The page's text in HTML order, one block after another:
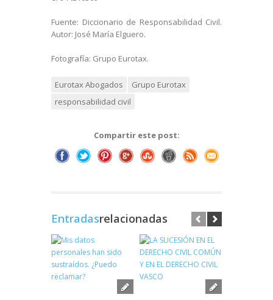
Fuente: Diccionario de Responsabilidad Civil.
Autor: José María Elguero.
Fotografía: Grupo Eurotax.
Eurotax Abogados
Grupo Eurotax
responsabilidad civil
Compartir este post:
Entradasrelacionadas